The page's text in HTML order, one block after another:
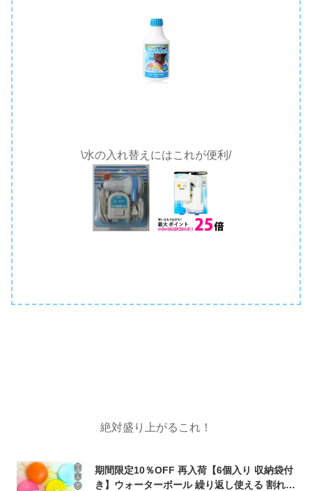
\水の入れ替えにはこれが便利/
絶対盛り上がるこれ！
期間限定10％OFF 再入荷【6個入り 収納袋付
き】ウォーターボール 繰り返し使える 割れな